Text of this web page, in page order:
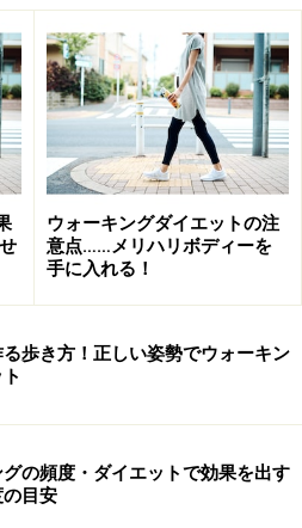
も、クリーム・ミルク・ジェ
ートなどの種類があり、種類
剤を選びましょう。下記に、
します。
にくい、保湿効果が高いもの
点）ムラになりやすい
ウォーキングダイエットの注
意点……メリハリボディーを
手に入れる！
る歩き方！正しい姿勢でウォーキン
の頻度・ダイエットで効果を出す
目安